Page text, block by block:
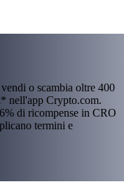
o scambia oltre 400
nell'app Crypto.com.
di ricompense in CRO
termini e